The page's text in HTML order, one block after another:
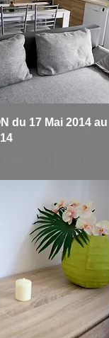
rapide
du 17 Mai 2014 au